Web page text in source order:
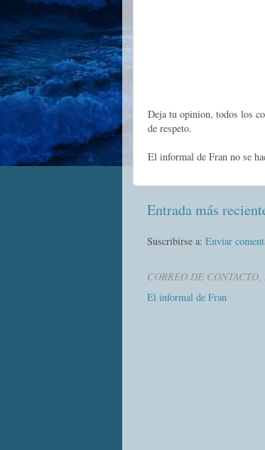
Deja tu opinion, todos los
de respeto.
El informal de Fran no se
Entrada más
Suscribirse a: Enviar
CORREO DE CONTACTO,
El informal de Fran